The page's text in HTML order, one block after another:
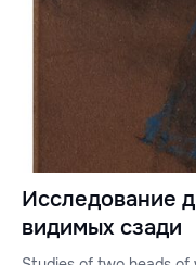
Исследование
видимых сзади